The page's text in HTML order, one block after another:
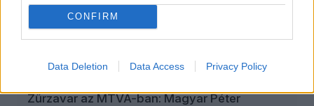
CONFIRM
Data Deletion Data Access Privacy Policy
kormányzás címén művel
2026. augusztus 8.
Zűrzavar az MTVA-ban: Magyar Péter